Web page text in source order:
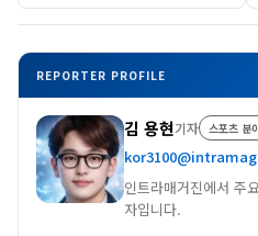
REPORTER PROFILE
김 용현기자 스포츠 분
인트라매거진에서 주
자입니다.